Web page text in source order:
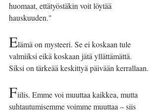
huomaat, ettätyöstäkin voit löytää
hauskuuden."
Elämä on mysteeri. Se ei koskaan tule
valmiiksi eikä koskaan jätä yllättämättä.
Siksi on tärkeää keskittyä päivään kerrallaan.
Fiilis. Emme voi muuttaa kaikkea, mutta
suhtautumisemme voimme muuttaa – siis